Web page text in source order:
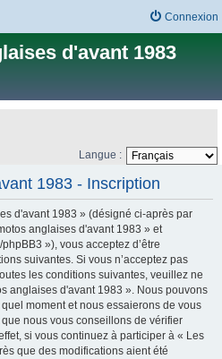
Connexion
d'avant 1983
Langue :
1983 - Inscription
d'avant 1983 » (désigné ci-après par
anglaises d'avant 1983 » et
»), vous acceptez d’être
suivantes. Si vous n’acceptez pas
les conditions suivantes, veuillez ne
anglaises d'avant 1983 ». Nous pouvons
moment et nous essaierons de vous
nous vous conseillons de vérifier
si vous continuez à participer à « Les
que des modifications aient été